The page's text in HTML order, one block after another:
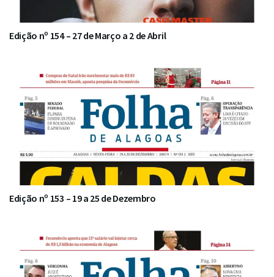
Edição nº 154 – 27 de Março a 2 de Abril
Edição nº 153 – 19 a 25 de Dezembro